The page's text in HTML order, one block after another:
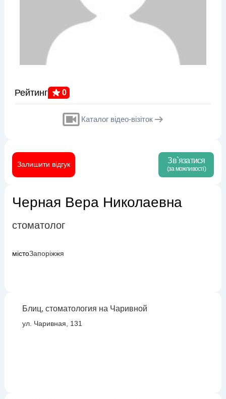
Рейтинг 0
Каталог відео-візіток
Залишити відгук Зв`язатися
(за можливості)
Черная Вера Николаевна
стоматолог
містоЗапоріжжя
Блиц, стоматология на Чаривной
ул. Чаривная, 131